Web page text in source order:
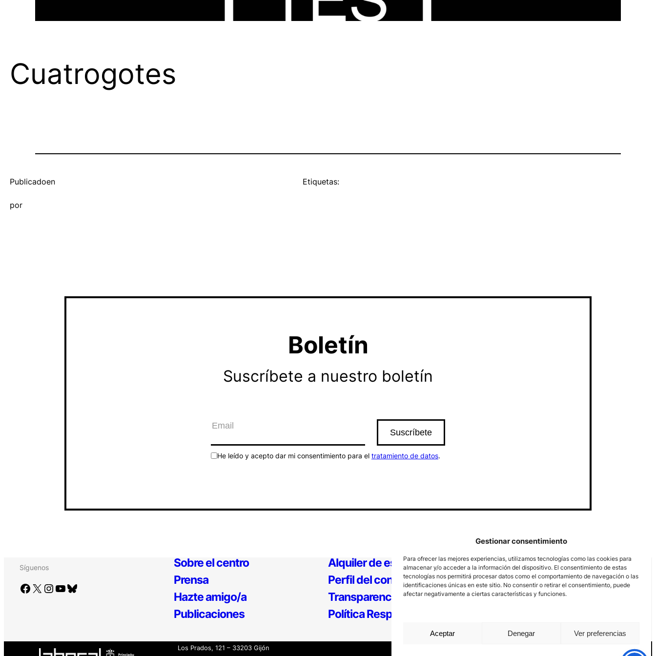
Gestionar consentimiento
Para ofrecer las mejores experiencias, utilizamos tecnologías como las cookies para
almacenar y/o acceder a la información del dispositivo. El consentimiento de estas
tecnologías nos permitirá procesar datos como el comportamiento de navegación o las
identificaciones únicas en este sitio. No consentir o retirar el consentimiento, puede
afectar negativamente a ciertas características y funciones.
Aceptar Denegar Ver preferencias
Cuatrogotes
Publicadoen
por
Etiquetas:
Boletín
Suscríbete a nuestro boletín
He leído y acepto dar mi consentimiento para el tratamiento de datos.
Síguenos
Facebook X Instagram YouTube Bluesky
Sobre el centro
Prensa
Hazte amigo/a
Publicaciones
Alquiler de espacios
Perfil del contratante
Transparencia
Política Responsable
Los Prados, 121 – 33203 Gijón